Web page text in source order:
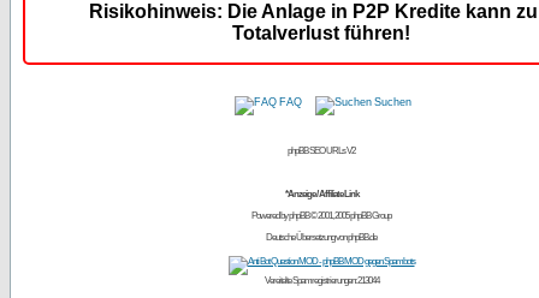
Risikohinweis: Die Anlage in P2P Kredite kann
Totalverlust führen!
FAQ Suchen
phpBB SEO URLs V2
*Anzeige / Affiliate Link
Powered byphpBB© 2001, 2005 phpBB Group
Deutsche Übersetzung vonphpBB.de
Vereitelte Spamregistrierungen: 213044